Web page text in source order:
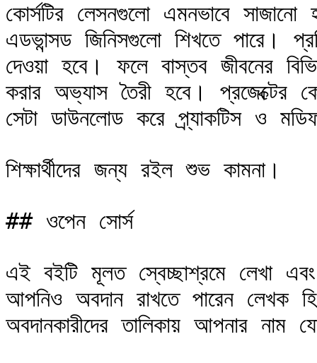
কোর্সটির লেসনগুলো এমনভাবে
এডভান্সড জিনিসগুলো শিখতে পারে।
দেওয়া হবে। ফলে বাস্তব জীবনের
করার অভ্যাস তৈরী হবে। প্রজেক্টের
সেটা ডাউনলোড করে প্র্যাকটিস ও
শিক্ষার্থীদের জন্য রইল শুভ কামনা।
## ওপেন সোর্স
এই বইটি মূলত স্বেচ্ছাশ্রমে লেখা
আপনিও অবদান রাখতে পারেন লেখক
অবদানকারীদের তালিকায় আপনার নাম